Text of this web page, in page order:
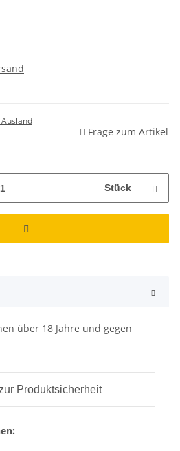
Ausland
Frage zum Artikel
Stück
über 18 Jahre und gegen
Produktsicherheit